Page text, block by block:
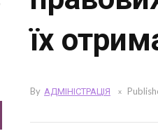
їх
By АДМІНІСТРАЦІЯ